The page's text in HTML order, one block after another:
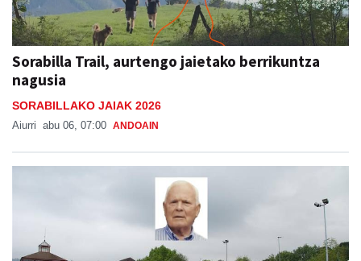
Sorabilla Trail, aurtengo jaietako berrikuntza
nagusia
SORABILLAKO JAIAK 2026
Aiurri abu 06, 07:00 ANDOAIN